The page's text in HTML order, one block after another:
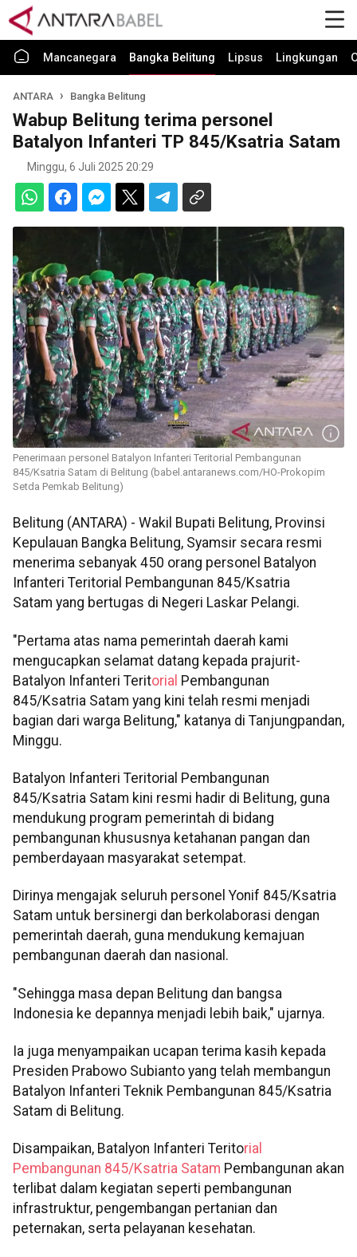
Mancanegara Bangka Belitung Lipsus Lingkungan
ANTARA Bangka Belitung
Wabup Belitung terima personel
Batalyon Infanteri TP 845/Ksatria Satam
Minggu, 6 Juli 2025 20:29
Penerimaan personel Batalyon Infanteri Teritorial Pembangunan
845/Ksatria Satam di Belitung (babel.antaranews.com/HO-Prokopim
Setda Pemkab Belitung)
Belitung (ANTARA) - Wakil Bupati Belitung, Provinsi
Kepulauan Bangka Belitung, Syamsir secara resmi
menerima sebanyak 450 orang personel Batalyon
Infanteri Teritorial Pembangunan 845/Ksatria
Satam yang bertugas di Negeri Laskar Pelangi.
"Pertama atas nama pemerintah daerah kami
mengucapkan selamat datang kepada prajurit-
Batalyon Infanteri Teritorial Pembangunan
845/Ksatria Satam yang kini telah resmi menjadi
bagian dari warga Belitung," katanya di Tanjungpandan,
Minggu.
Batalyon Infanteri Teritorial Pembangunan
845/Ksatria Satam kini resmi hadir di Belitung, guna
mendukung program pemerintah di bidang
pembangunan khususnya ketahanan pangan dan
pemberdayaan masyarakat setempat.
Dirinya mengajak seluruh personel Yonif 845/Ksatria
Satam untuk bersinergi dan berkolaborasi dengan
pemerintah daerah, guna mendukung kemajuan
pembangunan daerah dan nasional.
"Sehingga masa depan Belitung dan bangsa
Indonesia ke depannya menjadi lebih baik," ujarnya.
Ia juga menyampaikan ucapan terima kasih kepada
Presiden Prabowo Subianto yang telah membangun
Batalyon Infanteri Teknik Pembangunan 845/Ksatria
Satam di Belitung.
Disampaikan, Batalyon Infanteri Teritorial
Pembangunan 845/Ksatria Satam Pembangunan akan
terlibat dalam kegiatan seperti pembangunan
infrastruktur, pengembangan pertanian dan
peternakan, serta pelayanan kesehatan.